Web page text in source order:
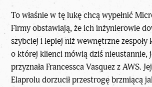
To właśnie w tęlukę chcą wypełnić
Firmy obstawiają, że ich inżynierowie
szybciej i lepiej niż wewnętrzne zespoły
o której klienci mówią dziś nieustannie,
przyznała Francessca Vasquez z AWS.
Elaprolu dorzucił przestrogę brzmiącą